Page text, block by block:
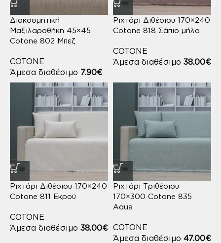
Διακοσμητική
Μαξιλαροθήκη 45×45
Cotone 802 Μπεζ
COTONE
Άμεσα διαθέσιμο 7.90€
Ριχτάρι Διθέσιου 170×240
Cotone 818 Σάπιο μήλο
COTONE
Άμεσα διαθέσιμο 38.00€
Ριχτάρι Διθέσιου 170×240
Cotone 811 Εκρού
COTONE
Άμεσα διαθέσιμο 38.00€
Ριχτάρι Τριθέσιου
170×300 Cotone 835
Aqua
COTONE
Άμεσα διαθέσιμο 47.00€